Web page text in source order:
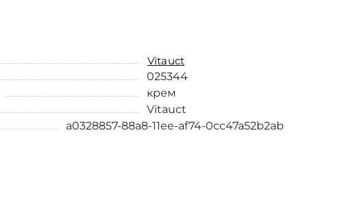
Vitauct
025344
крем
Vitauct
a0328857-88a8-11ee-af74-0cc47a52b2ab